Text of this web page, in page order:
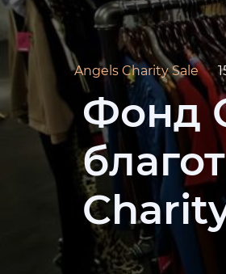
Angels Charity Sale
Фонд